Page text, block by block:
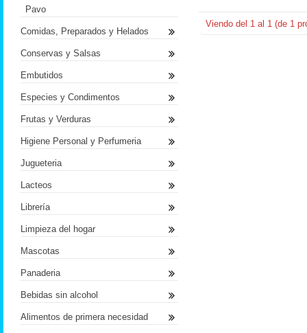
Viendo del 1 al 1 (de 1
Pavo
Comidas, Preparados y Helados
Conservas y Salsas
Embutidos
Especies y Condimentos
Frutas y Verduras
Higiene Personal y Perfumeria
Jugueteria
Lacteos
Librería
Limpieza del hogar
Mascotas
Panaderia
Bebidas sin alcohol
Alimentos de primera necesidad